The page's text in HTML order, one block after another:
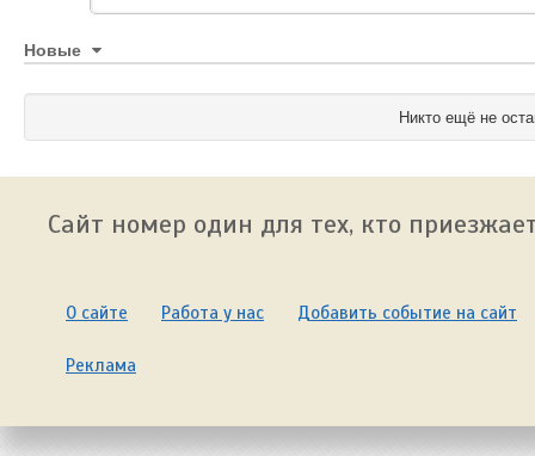
Новые
Никто ещё не
Сайт номер один для тех, кто
О сайте Работа у нас Добавить событие на сайт
Реклама